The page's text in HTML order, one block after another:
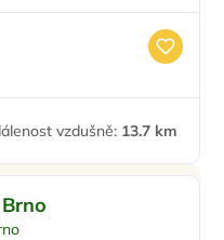
vzdušně: 13.7 km